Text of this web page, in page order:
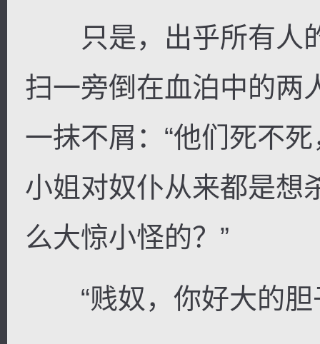
只是，出乎所有人
扫一旁倒在血泊中的两
一抹不屑：“他们死不
小姐对奴仆从来都是想
么大惊小怪的？”
“贱奴，你好大的胆